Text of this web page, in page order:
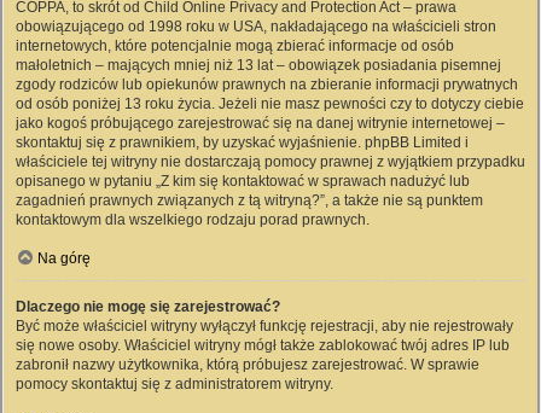
COPPA, to skrót od Child Online Privacy and Protection Act – prawa
obowiązującego od 1998 roku w USA, nakładającego na właścicieli stron
internetowych, które potencjalnie mogą zbierać informacje od osób
małoletnich – mających mniej niż 13 lat – obowiązek posiadania pisemnej
zgody rodziców lub opiekunów prawnych na zbieranie informacji prywatnych
od osób poniżej 13 roku życia. Jeżeli nie masz pewności czy to dotyczy ciebie
jako kogoś próbującego zarejestrować się na danej witrynie internetowej –
skontaktuj się z prawnikiem, by uzyskać wyjaśnienie. phpBB Limited i
właściciele tej witryny nie dostarczają pomocy prawnej z wyjątkiem przypadku
opisanego w pytaniu „Z kim się kontaktować w sprawach nadużyć lub
zagadnień prawnych związanych z tą witryną?”, a także nie są punktem
kontaktowym dla wszelkiego rodzaju porad prawnych.
Na górę
Dlaczego nie mogę się zarejestrować?
Być może właściciel witryny wyłączył funkcję rejestracji, aby nie rejestrowały
się nowe osoby. Właściciel witryny mógł także zablokować twój adres IP lub
zabronił nazwy użytkownika, którą próbujesz zarejestrować. W sprawie
pomocy skontaktuj się z administratorem witryny.